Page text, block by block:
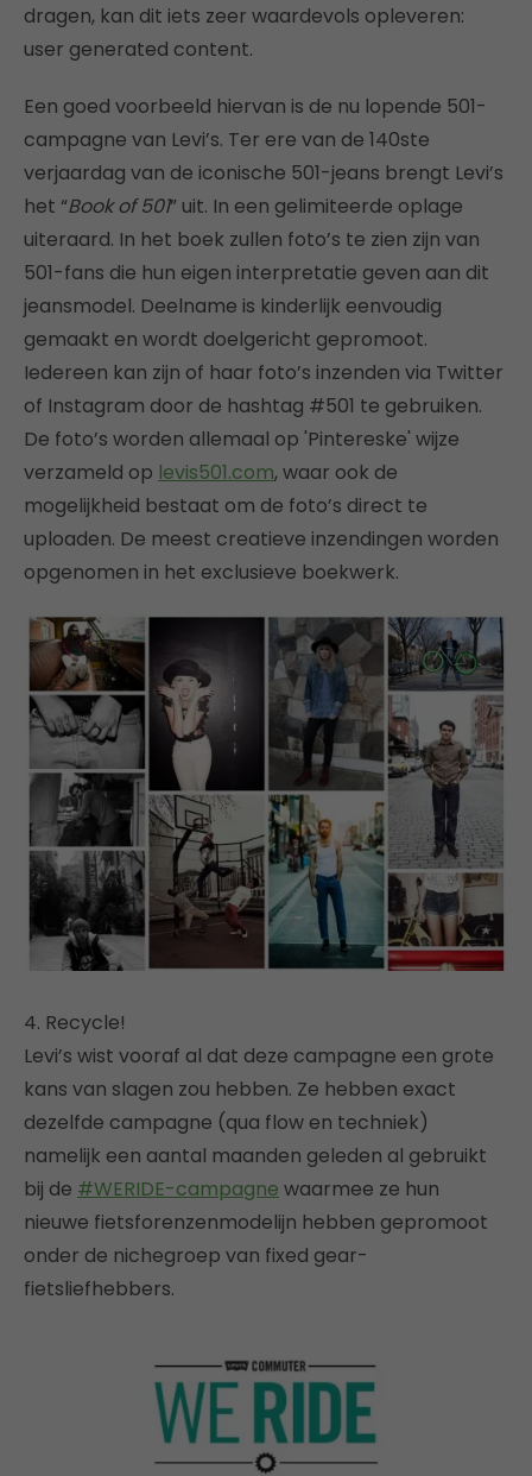
dragen, kan dit iets zeer waardevols opleveren:
user generated content.
Een goed voorbeeld hiervan is de nu lopende 501-
campagne van Levi’s. Ter ere van de 140ste
verjaardag van de iconische 501-jeans brengt Levi’s
het “Book of 501” uit. In een gelimiteerde oplage
uiteraard. In het boek zullen foto’s te zien zijn van
501-fans die hun eigen interpretatie geven aan dit
jeansmodel. Deelname is kinderlijk eenvoudig
gemaakt en wordt doelgericht gepromoot.
Iedereen kan zijn of haar foto’s inzenden via Twitter
of Instagram door de hashtag #501 te gebruiken.
De foto’s worden allemaal op 'Pintereske' wijze
verzameld op levis501.com, waar ook de
mogelijkheid bestaat om de foto’s direct te
uploaden. De meest creatieve inzendingen worden
opgenomen in het exclusieve boekwerk.
4. Recycle!
Levi’s wist vooraf al dat deze campagne een grote
kans van slagen zou hebben. Ze hebben exact
dezelfde campagne (qua flow en techniek)
namelijk een aantal maanden geleden al gebruikt
bij de #WERIDE-campagne waarmee ze hun
nieuwe fietsforenzenmodelijn hebben gepromoot
onder de nichegroep van fixed gear-
fietsliefhebbers.